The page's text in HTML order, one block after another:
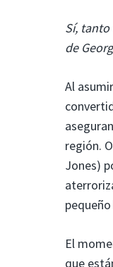
Sí, tanto
de
Al
región.
Jones)
El
que